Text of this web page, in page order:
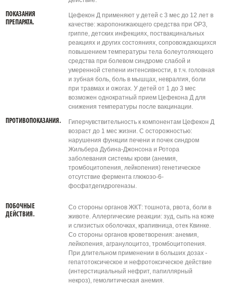
ПОКАЗАНИЯ
ПРЕПАРАТА.
Цефекон Д применяют у детей с 3 мес до 12 лет в
качестве: жаропонижающего средства при ОРЗ,
гриппе, детских инфекциях, поствакцинальных
реакциях и других состояниях, сопровождающихся
повышением температуры тела болеутоляющего
средства при болевом синдроме слабой и
умеренной степени интенсивности, в т.ч. головная
и зубная боль, боль в мышцах, невралгия, боли
при травмах и ожогах. У детей от 1 до 3 мес
возможен однократный прием Цефекона Д для
снижения температуры после вакцинации.
ПРОТИВОПОКАЗАНИЯ.
Гиперчувствительность к компонентам Цефекон Д
возраст до 1 мес жизни. С осторожностью:
нарушения функции печени и почек синдром
Жильбера Дубина-Джонсона и Ротора
заболевания системы крови (анемия,
тромбоцитопения, лейкопения) генетическое
отсутствие фермента глюкозо-6-
фосфатдегидрогеназы.
ПОБОЧНЫЕ
ДЕЙСТВИЯ.
Со стороны органов ЖКТ: тошнота, рвота, боли в
животе. Аллергические реакции: зуд, сыпь на коже
и слизистых оболочках, крапивница, отек Квинке.
Со стороны органов кроветворения: анемия,
лейкопения, агранулоцитоз, тромбоцитопения.
При длительном применении в больших дозах -
гепатотоксическое и нефротоксическое действие
(интерстициальный нефрит, папиллярный
некроз), гемолитическая анемия.